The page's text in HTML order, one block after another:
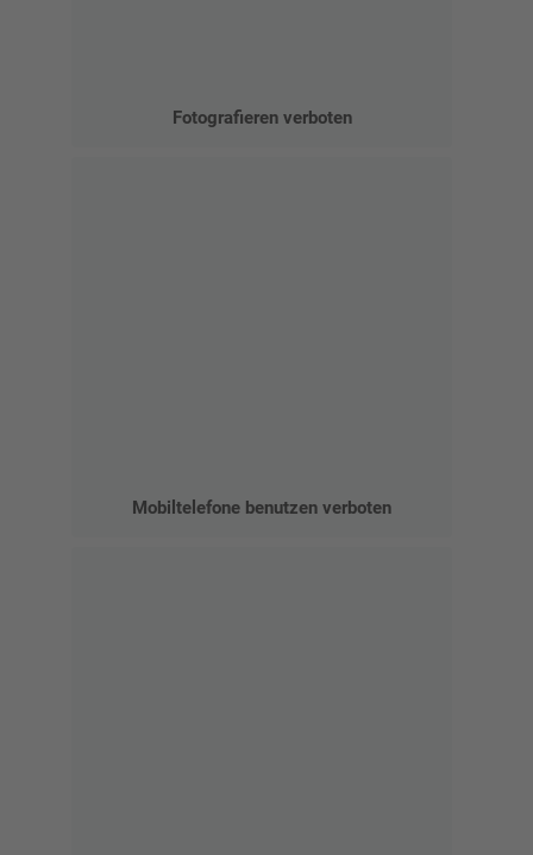
Fotografieren verboten
Mobiltelefone benutzen verboten